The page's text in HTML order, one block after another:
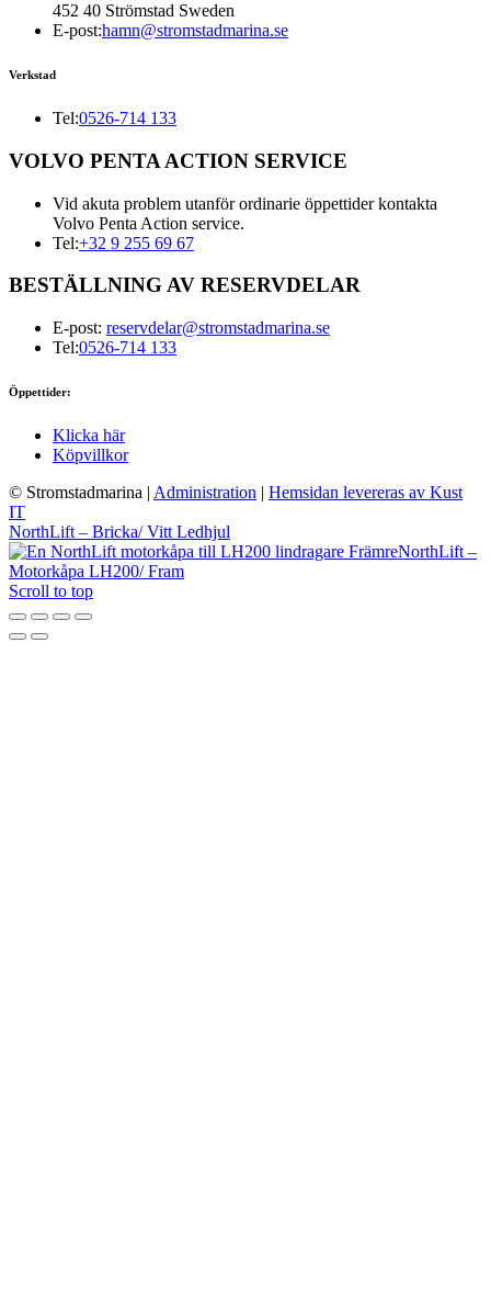
452 40 Strömstad Sweden
E-post:hamn@stromstadmarina.se
Verkstad
Tel:0526-714 133
VOLVO PENTA ACTION SERVICE
Vid akuta problem utanför ordinarie öppettider kontakta
Volvo Penta Action service.
Tel:+32 9 255 69 67
BESTÄLLNING AV RESERVDELAR
E-post: reservdelar@stromstadmarina.se
Tel:0526-714 133
Öppettider:
Klicka här
Köpvillkor
© Stromstadmarina | Administration | Hemsidan levereras av Kust
IT
NorthLift – Bricka/ Vitt Ledhjul
NorthLift –
Motorkåpa LH200/ Fram
Scroll to top